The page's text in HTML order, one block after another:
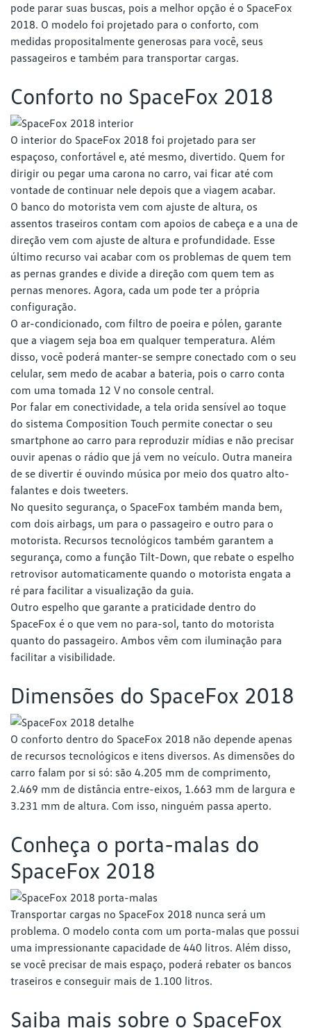
pode parar suas buscas, pois a melhor opção é o SpaceFox
2018. O modelo foi projetado para o conforto, com
medidas propositalmente generosas para você, seus
passageiros e também para transportar cargas.
Conforto no SpaceFox 2018
O interior do SpaceFox 2018 foi projetado para ser
espaçoso, confortável e, até mesmo, divertido. Quem for
dirigir ou pegar uma carona no carro, vai ficar até com
vontade de continuar nele depois que a viagem acabar.
O banco do motorista vem com ajuste de altura, os
assentos traseiros contam com apoios de cabeça e a una de
direção vem com ajuste de altura e profundidade. Esse
último recurso vai acabar com os problemas de quem tem
as pernas grandes e divide a direção com quem tem as
pernas menores. Agora, cada um pode ter a própria
configuração.
O ar-condicionado, com filtro de poeira e pólen, garante
que a viagem seja boa em qualquer temperatura. Além
disso, você poderá manter-se sempre conectado com o seu
celular, sem medo de acabar a bateria, pois o carro conta
com uma tomada 12 V no console central.
Por falar em conectividade, a tela orida sensível ao toque
do sistema Composition Touch permite conectar o seu
smartphone ao carro para reproduzir mídias e não precisar
ouvir apenas o rádio que já vem no veículo. Outra maneira
de se divertir é ouvindo música por meio dos quatro alto-
falantes e dois tweeters.
No quesito segurança, o SpaceFox também manda bem,
com dois airbags, um para o passageiro e outro para o
motorista. Recursos tecnológicos também garantem a
segurança, como a função Tilt-Down, que rebate o espelho
retrovisor automaticamente quando o motorista engata a
ré para facilitar a visualização da guia.
Outro espelho que garante a praticidade dentro do
SpaceFox é o que vem no para-sol, tanto do motorista
quanto do passageiro. Ambos vêm com iluminação para
facilitar a visibilidade.
Dimensões do SpaceFox 2018
O conforto dentro do SpaceFox 2018 não depende apenas
de recursos tecnológicos e itens diversos. As dimensões do
carro falam por si só: são 4.205 mm de comprimento,
2.469 mm de distância entre-eixos, 1.663 mm de largura e
3.231 mm de altura. Com isso, ninguém passa aperto.
Conheça o porta-malas do
SpaceFox 2018
Transportar cargas no SpaceFox 2018 nunca será um
problema. O modelo conta com um porta-malas que possui
uma impressionante capacidade de 440 litros. Além disso,
se você precisar de mais espaço, poderá rebater os bancos
traseiros e conseguir mais de 1.100 litros.
Saiba mais sobre o SpaceFox